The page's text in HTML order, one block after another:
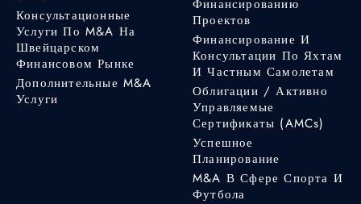
Консультационные
Услуги По M&A На
Швейцарском
Финансовом Рынке
Дополнительные M&A
Услуги
Финансированию
Проектов
Финансирование И
Консультации По Яхтам
И Частным Самолетам
Облигации / Активно
Управляемые
Сертификаты (AMCs)
Успешное
Планирование
M&A В Сфере Спорта И
Футбола